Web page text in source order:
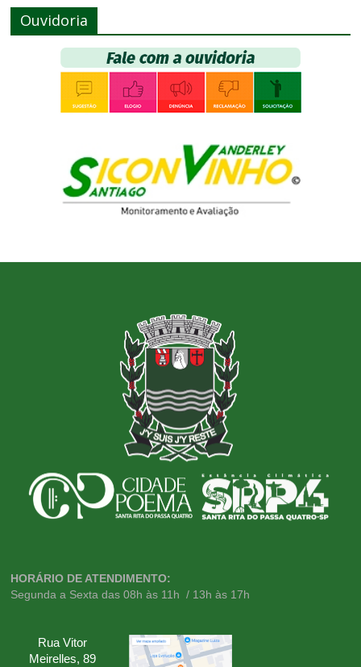
Ouvidoria
HORÁRIO DE ATENDIMENTO:
Segunda a Sexta das 08h às 11h / 13h às 17h
Rua Vitor
Meirelles, 89